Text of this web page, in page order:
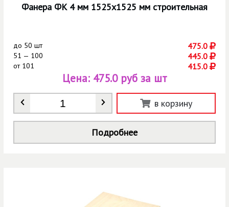
Фанера ФК 4 мм 1525х1525 мм строительная
до 50 шт 475.0
51 — 100 445.0
от101 415.0
Количество
Цена: 475.0 руб за шт
в корзину
Подробнее